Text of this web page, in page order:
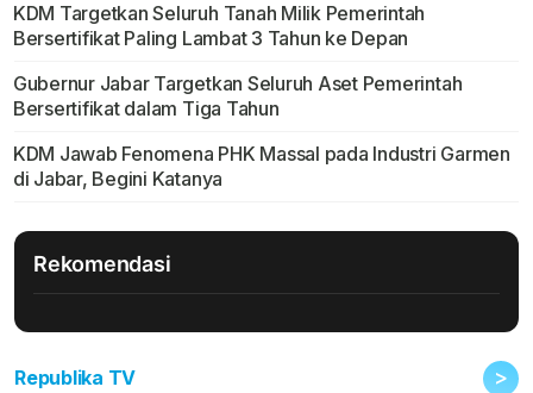
KDM Targetkan Seluruh Tanah Milik Pemerintah
Bersertifikat Paling Lambat 3 Tahun ke Depan
Gubernur Jabar Targetkan Seluruh Aset Pemerintah
Bersertifikat dalam Tiga Tahun
KDM Jawab Fenomena PHK Massal pada Industri Garmen
di Jabar, Begini Katanya
Rekomendasi
Republika TV >